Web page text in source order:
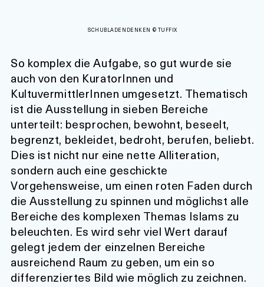
SCHUBLADENDENKEN © TUFFIX
So komplex die Aufgabe, so gut wurde sie
auch von den KuratorInnen und
KultuvermittlerInnen umgesetzt. Thematisch
ist die Ausstellung in sieben Bereiche
unterteilt: besprochen, bewohnt, beseelt,
begrenzt, bekleidet, bedroht, berufen, beliebt.
Dies ist nicht nur eine nette Alliteration,
sondern auch eine geschickte
Vorgehensweise, um einen roten Faden durch
die Ausstellung zu spinnen und möglichst alle
Bereiche des komplexen Themas Islams zu
beleuchten. Es wird sehr viel Wert darauf
gelegt jedem der einzelnen Bereiche
ausreichend Raum zu geben, um ein so
differenziertes Bild wie möglich zu zeichnen.